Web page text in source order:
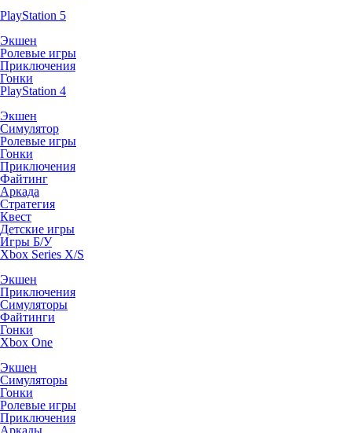
PlayStation 5
Экшен
Ролевые игры
Приключения
Гонки
PlayStation 4
Экшен
Симулятор
Ролевые игры
Гонки
Приключения
Файтинг
Аркада
Стратегия
Квест
Детские игры
Игры Б/У
Xbox Series X/S
Экшен
Приключения
Симуляторы
Файтинги
Гонки
Xbox One
Экшен
Симуляторы
Гонки
Ролевые игры
Приключения
Аркады